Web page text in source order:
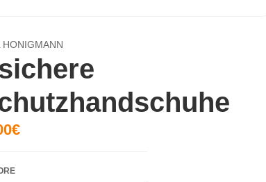
HONIGMANN